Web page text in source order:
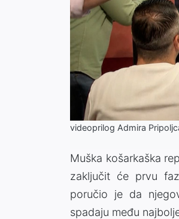
videoprilog Admira
Muška košarkaška
zaključit će prvu
poručio je da
spadaju među